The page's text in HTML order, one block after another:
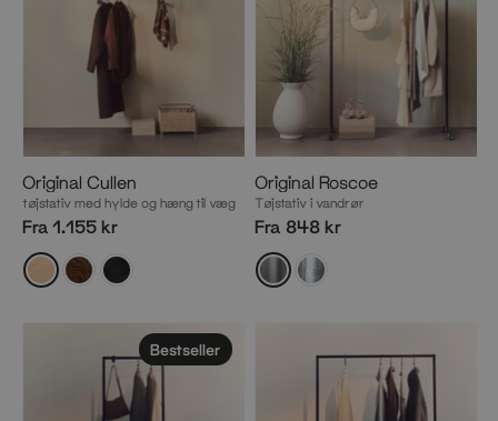
Original Cullen
tøjstativ med hylde og hæng til væg
Fra 1.155 kr
Original Roscoe
Tøjstativ i vandrør
Fra 848 kr
Bestseller